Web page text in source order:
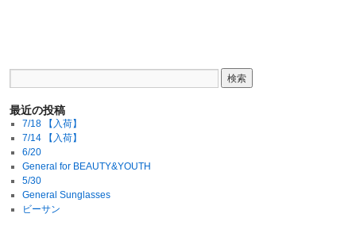
最近の投稿
7/18 【入荷】
7/14 【入荷】
6/20
General for BEAUTY&YOUTH
5/30
General Sunglasses
ビーサン